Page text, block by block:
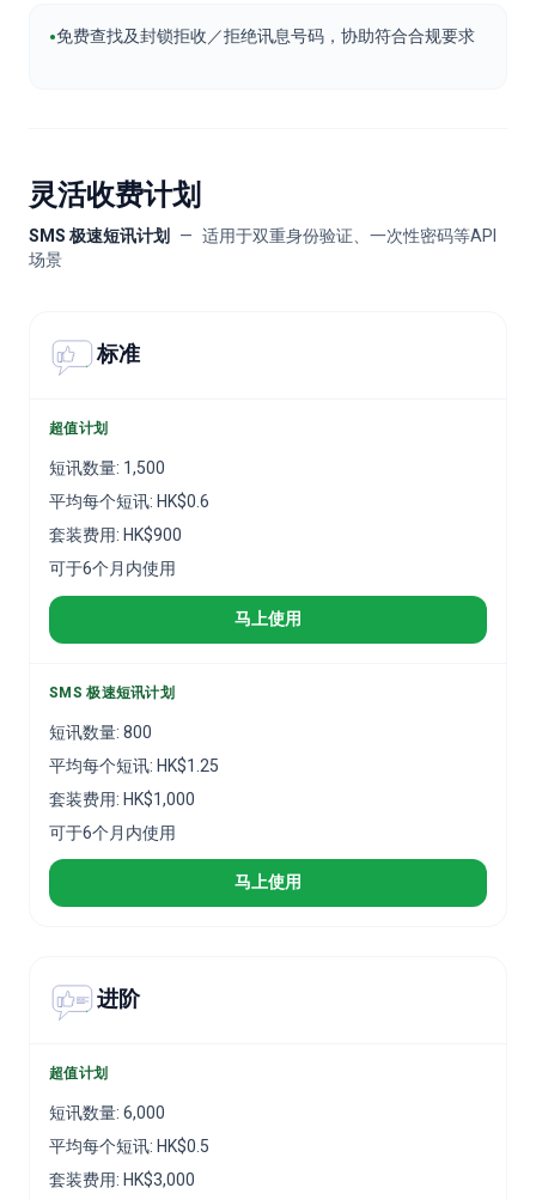
•免费查找及封锁拒收／拒绝讯息号码，协助符合合规要求
灵活收费计划
SMS 极速短讯计划 — 适用于双重身份验证、一次性密码等API
场景
标准
超值计划
短讯数量: 1,500
平均每个短讯:HK$0.6
套装费用:HK$900
可于6个月内使用
马上使用
SMS 极速短讯计划
短讯数量:800
平均每个短讯:HK$1.25
套装费用:HK$1,000
可于6个月内使用
马上使用
进阶
超值计划
短讯数量:6,000
平均每个短讯:HK$0.5
套装费用:HK$3,000